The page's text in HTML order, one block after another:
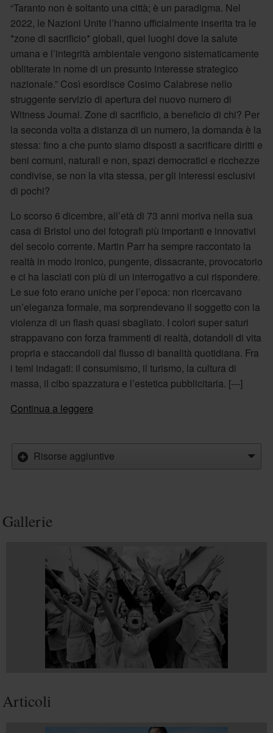
“Taranto non è soltanto una città; è un paradigma. Nel
2022, le Nazioni Unite l’hanno ufficialmente inserita tra le
*zone di sacrificio* globali, quei luoghi dove la salute
umana e l’integrità ambientale vengono sistematicamente
obliterate in nome di un presunto interesse strategico
nazionale.” Così esordisce Cosimo Calabrese nello
struggente servizio di apertura del nuovo numero di
Witness Journal. Zone di sacrificio, a beneficio di chi? Per
la seconda volta a distanza di un numero, la domanda è la
stessa: fino a che punto siamo disposti a sacrificare diritti e
beni comuni, naturali e non, spazi democratici e ricchezze
condivise, se non la vita stessa, per gli interessi esclusivi
di pochi?
Lo scorso 6 dicembre, all’età di 73 anni moriva nella sua
casa di Bristol uno dei fotografi più importanti e innovativi
del secolo corrente. Martin Parr ha sempre raccontato la
realtà in modo ironico, pungente, dissacrante, provocatorio
e ci ha lasciati con più di un interrogativo a cui rispondere.
Le sue foto erano uniche per l’epoca: non ricercavano
un’eleganza formale, ma sorprendevano il soggetto con la
violenza di un flash quasi sbagliato. I colori super saturi
strappavano con forza frammenti di realtà, dotandoli di vita
propria e staccandoli dal flusso di banalità quotidiana. Fra
i temi indagati: il consumismo, il turismo, la cultura di
massa, il cibo spazzatura e l’estetica pubblicitaria. [---]
Continua a leggere
Risorse aggiuntive
Gallerie
Articoli